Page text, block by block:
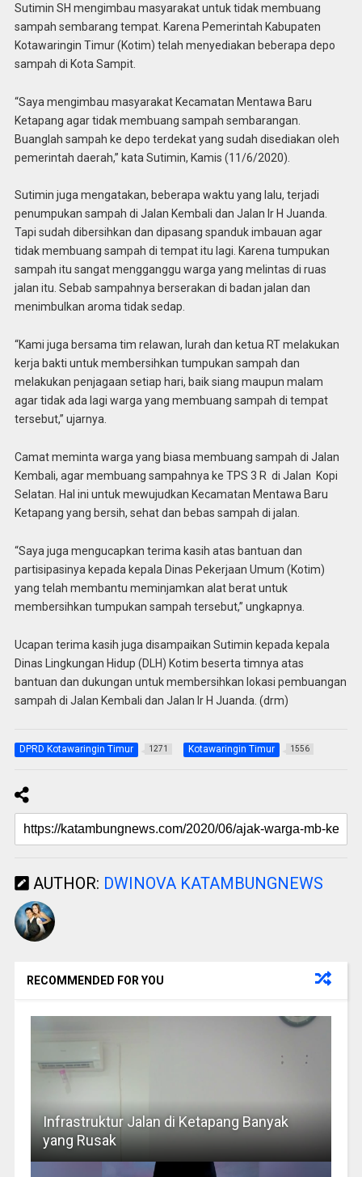
Sutimin SH mengimbau masyarakat untuk tidak membuang
sampah sembarang tempat. Karena Pemerintah Kabupaten
Kotawaringin Timur (Kotim) telah menyediakan beberapa depo
sampah di Kota Sampit.
“Saya mengimbau masyarakat Kecamatan Mentawa Baru
Ketapang agar tidak membuang sampah sembarangan.
Buanglah sampah ke depo terdekat yang sudah disediakan oleh
pemerintah daerah,” kata Sutimin, Kamis (11/6/2020).
Sutimin juga mengatakan, beberapa waktu yang lalu, terjadi
penumpukan sampah di Jalan Kembali dan Jalan Ir H Juanda.
Tapi sudah dibersihkan dan dipasang spanduk imbauan agar
tidak membuang sampah di tempat itu lagi. Karena tumpukan
sampah itu sangat mengganggu warga yang melintas di ruas
jalan itu. Sebab sampahnya berserakan di badan jalan dan
menimbulkan aroma tidak sedap.
“Kami juga bersama tim relawan, lurah dan ketua RT melakukan
kerja bakti untuk membersihkan tumpukan sampah dan
melakukan penjagaan setiap hari, baik siang maupun malam
agar tidak ada lagi warga yang membuang sampah di tempat
tersebut,” ujarnya.
Camat meminta warga yang biasa membuang sampah di Jalan
Kembali, agar membuang sampahnya ke TPS 3 R di Jalan Kopi
Selatan. Hal ini untuk mewujudkan Kecamatan Mentawa Baru
Ketapang yang bersih, sehat dan bebas sampah di jalan.
“Saya juga mengucapkan terima kasih atas bantuan dan
partisipasinya kepada kepala Dinas Pekerjaan Umum (Kotim)
yang telah membantu meminjamkan alat berat untuk
membersihkan tumpukan sampah tersebut,” ungkapnya.
Ucapan terima kasih juga disampaikan Sutimin kepada kepala
Dinas Lingkungan Hidup (DLH) Kotim beserta timnya atas
bantuan dan dukungan untuk membersihkan lokasi pembuangan
sampah di Jalan Kembali dan Jalan Ir H Juanda. (drm)
DPRD Kotawaringin Timur 1271 Kotawaringin Timur 1556
AUTHOR: DWINOVA KATAMBUNGNEWS
RECOMMENDED FOR YOU
Infrastruktur Jalan di Ketapang Banyak
yang Rusak